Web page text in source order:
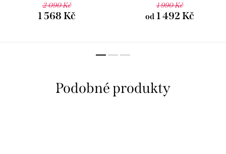
2 090 Kč
1 568 Kč
1 990 Kč
od1 492 Kč